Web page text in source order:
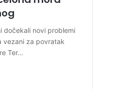
dočekali novi problemi
vezani za povratak
Ter…